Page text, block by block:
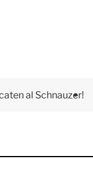
al Schnauzer!